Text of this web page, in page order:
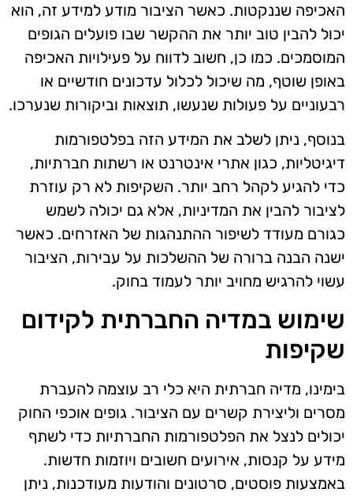
האכיפה שננקטות. כאשר הציבור מודע למידע זה, הוא
יכול להבין טוב יותר את ההקשר שבו פועלים הגופים
המוסמכים. כמו כן, חשוב לדווח על פעילויות האכיפה
באופן שוטף, מה שיכול לכלול עדכונים חודשיים או
רבעוניים על פעולות שנעשו, תוצאות וביקורות שנערכו.
בנוסף, ניתן לשלב את המידע הזה בפלטפורמות
דיגיטליות, כגון אתרי אינטרנט או רשתות חברתיות,
כדי להגיע לקהל רחב יותר. השקיפות לא רק עוזרת
לציבור להבין את המדיניות, אלא גם יכולה לשמש
כגורם מעודד לשיפור ההתנהגות של האזרחים. כאשר
ישנה הבנה ברורה של ההשלכות על עבירות, הציבור
עשוי להרגיש מחויב יותר לעמוד בחוק.
שימוש במדיה החברתית לקידום
שקיפות
בימינו, מדיה חברתית היא כלי רב עוצמה להעברת
מסרים וליצירת קשרים עם הציבור. גופים אוכפי החוק
יכולים לנצל את הפלטפורמות החברתיות כדי לשתף
מידע על קנסות, אירועים חשובים ויוזמות חדשות.
באמצעות פוסטים, סרטונים והודעות מעודכנות, ניתן